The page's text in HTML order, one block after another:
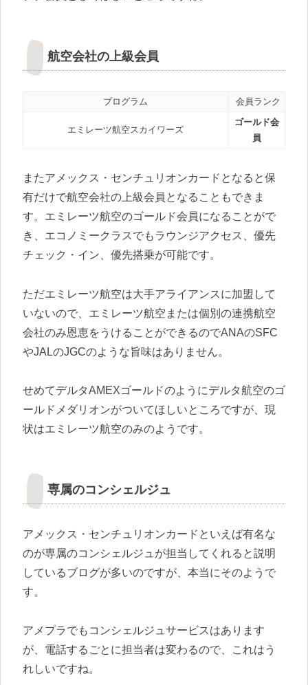
航空会社の上級会員
プログラム 会員ランク
エミレーツ航空スカイワーズ
ゴールド会
員
またアメックス・センチュリオンカードとなると保
有だけで航空会社の上級会員となることもできま
す。エミレーツ航空のゴールド会員になることがで
き、エコノミークラスでもラウンジアクセス、優先
チェック・イン、優先搭乗が可能です。
ただエミレーツ航空は大手アライアンスに加盟して
いないので、エミレーツ航空または個別の連携航空
会社のみ恩恵をうけることができるのでANAのSFC
やJALのJGCのような旨味はありません。
せめてデルタAMEXゴールドのようにデルタ航空のゴ
ールドメダリオンがついてほしいところですが、現
状はエミレーツ航空のみのようです。
専属のコンシェルジュ
アメックス・センチュリオンカードといえば有名な
のが専属のコンシェルジュが担当してくれると説明
しているブログが多いのですが、本当にそのようで
す。
アメプラでもコンシェルジュサービスはあります
が、電話するごとに担当者は変わるので、これはう
れしいですね。